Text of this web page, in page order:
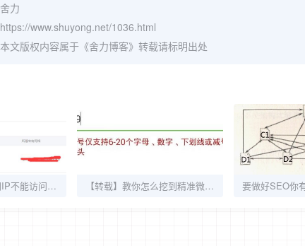
舍力
https://www.shuyong.net/1036.html
本文版权内容属于《舍力博客》转载请标明出处
阿里云服务器公网IP不能访问或连接不上FTP的解决办法 【转载】教你怎么挖到精准微信用户